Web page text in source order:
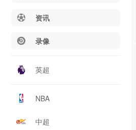
资讯
录像
英超
NBA
中超